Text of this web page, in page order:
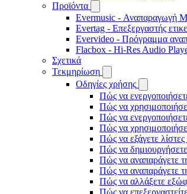
Προϊόντα
Evermusic - Αναπαραγωγή
Evertag - Επεξεργαστής
Evervideo - Πρόγραμμα
Flacbox - Hi-Res Audio
Σχετικά
Τεκμηρίωση
Οδηγίες χρήσης
Πώς να
Πώς να
Πώς να
Πώς να
Πώς να εξάγετε
Πώς να
Πώς να αναπαράγετε
Πώς να αναπαράγετε
Πώς να αλλάξετε
Πώς να